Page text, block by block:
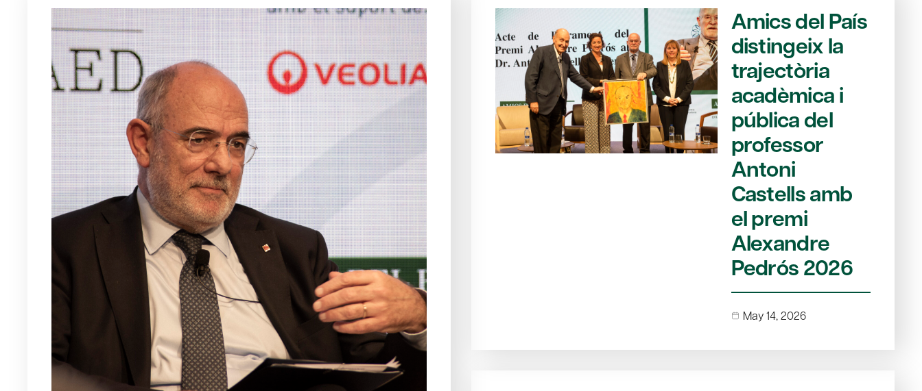
Amics del País
distingeix la
trajectòria
acadèmica i
pública del
professor
Antoni
Castells amb
el premi
Alexandre
Pedrós 2026
May 14, 2026